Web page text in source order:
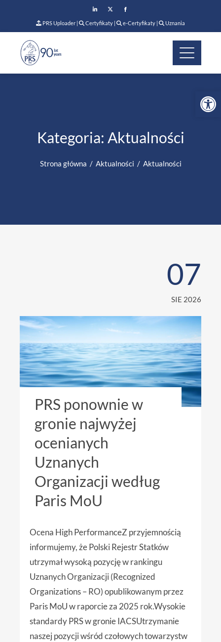
PRS Uploader | Certyfikaty | e-Certyfikaty | Uznania
Kategoria: Aktualności
Strona główna Aktualności Aktualności
07
SIE 2026
PRS ponownie w
gronie najwyżej
ocenianych
Uznanych
Organizacji według
Paris MoU
Ocena High PerformanceZ przyjemnością
informujemy, że Polski Rejestr Statków
utrzymał wysoką pozycję w rankingu
Uznanych Organizacji (Recognized
Organizations – RO) opublikowanym przez
Paris MoU w raporcie za 2025 rok.Wysokie
standardy PRS w gronie IACSUtrzymanie
naszej pozycji wśród czołowych towarzystw